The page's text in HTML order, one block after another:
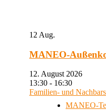
12 Aug.
MANEO-
12. August 2026
13:30 - 16:30
Familien- und
MANEO-